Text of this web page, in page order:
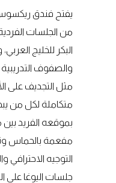
يفتح فندق ريكسوس
البكر للخليج
والصفوف
مثل التجديف على
متكاملة لكل من
بموقعه الفريد
مفعمة بالحماس
التوجيه
جلسات اليوغا على